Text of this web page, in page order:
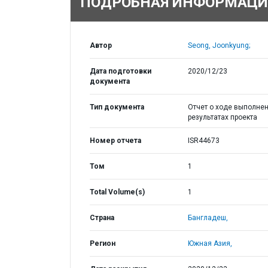
Автор Seong, Joonkyung;
Дата подготовки
документа
2020/12/23
Тип документа
Отчет о ходе
результатах проекта
Номер отчета ISR44673
Том 1
Total Volume(s) 1
Страна Бангладеш,
Регион Южная Азия,